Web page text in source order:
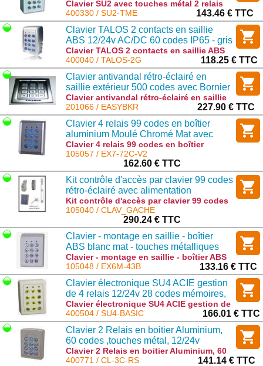
Clavier SU2 avec touches métal 2 relais
12/24v externe, 60 codes, BEIGE : SU2-
TME
400330 / SU2-TME
143.46 € TTC
Clavier TALOS 2 contacts en saillie
ABS 12/24v AC/DC 60 codes IP65 - gris
Clavier TALOS 2 contacts en saillie ABS
12/24v AC/DC 60 codes IP65 - gris :
TALOS-2G
400040 / TALOS-2G
118.25 € TTC
Clavier antivandal rétro-éclairé en
saillie extérieur 500 codes avec Bornier
Clavier antivandal rétro-éclairé en saillie
extérieur 500 codes avec Bornier :
EASYBKR
201066 / EASYBKR
227.90 € TTC
Clavier 4 relais 99 codes en boîtier
aluminium Moulé Chromé Mat avec
touches polycarbonates rétroéclairées
Clavier 4 relais 99 codes en boîtier
aluminium Moulé Chromé Mat avec
touches polycarbonates rétroéclairées :
EX7-72C-V2
105057 / EX7-72C-V2
162.60 € TTC
Kit contrôle d'accès par clavier 99 codes
rétro-éclairé avec alimentation
230v/12vCC et Gâche complète
Kit contrôle d'accès par clavier 99 codes
rétro-éclairé avec alimentation
230v/12vCC et Gâche complète :
CLAV_GACHE
105040 / CLAV_GACHE
290.24 € TTC
Clavier - montage en saillie - boîtier
ABS blanc mat - touches métalliques
rétroéclairées - 2 relais - bus RS-485 -
1000 codes
Clavier - montage en saillie - boîtier ABS
blanc mat - touches métalliques
rétroéclairées - 2 relais - bus RS-485 -
1000 codes : EX6M-43B
105048 / EX6M-43B
133.16 € TTC
Clavier électronique SU4 ACIE gestion
de 4 relais 12/24v 28 codes mémoires,
touches polycarbonates, BEIGE
Clavier électronique SU4 ACIE gestion de
4 relais 12/24v 28 codes mémoires,
touches polycarbonates, BEIGE : SU4-
BASIC
400504 / SU4-BASIC
166.01 € TTC
Clavier 2 Relais en boitier Aluminium,
60 codes ,touches métal, 12/24v
Clavier 2 Relais en boitier Aluminium, 60
codes ,touches métal, 12/24v : CL-3C-RS
400771 / CL-3C-RS
141.14 € TTC